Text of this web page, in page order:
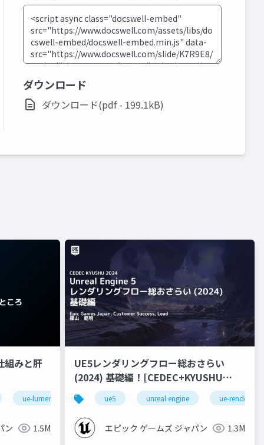
ダウンロード
ダウンロード(pdf - 199.1kB)
みと肝
ue-lumen
ン 1.5M
UE5レンダリングフロー総おさらい
(2024) 基礎編！[CEDEC+KYUSHU
2024] ue5 unreal engine ue-rendering
エピック ゲームズ ジャパン 1.3M